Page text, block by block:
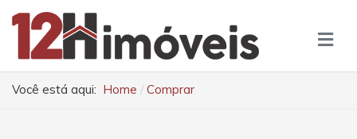
Você está aqui: Home Comprar